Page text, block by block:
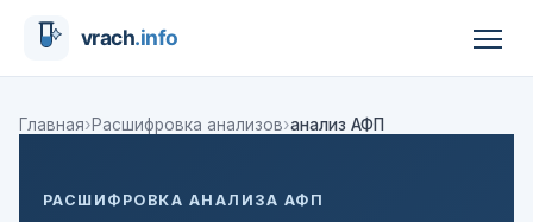
Главная›Расшифровка анализов›анализ АФП
РАСШИФРОВКА АНАЛИЗА АФП